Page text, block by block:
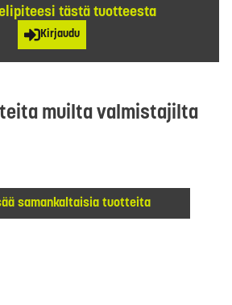
tästä tuotteesta
Kirjaudu
muilta valmistajilta
samankaltaisia tuotteita